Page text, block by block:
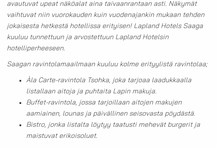
avautuvat upeat näköalat aina taivaanrantaan asti. Näkymät
vaihtuvat niin vuorokauden kuin vuodenajankin mukaan tehden
jokaisesta hetkestä hotellissa erityisen! Lapland Hotels Saaga
kuuluu tunnettuun ja arvostettuun Lapland Hotelsin
hotelliperheeseen.
Saagan ravintolamaailmaan kuuluu kolme erityylistä ravintolaa;
Àla Carte-ravintola Tsohka, joka tarjoaa laadukkaalla
listallaan aitoja ja puhtaita Lapin makuja.
Buffet-ravintola, jossa tarjoillaan aitojen makujen
aamiainen, lounas ja päivällinen seisovasta pöydästä.
Bistro, jonka listalta löytyy taatusti mehevät burgerit ja
maistuvat erikoisoluet.